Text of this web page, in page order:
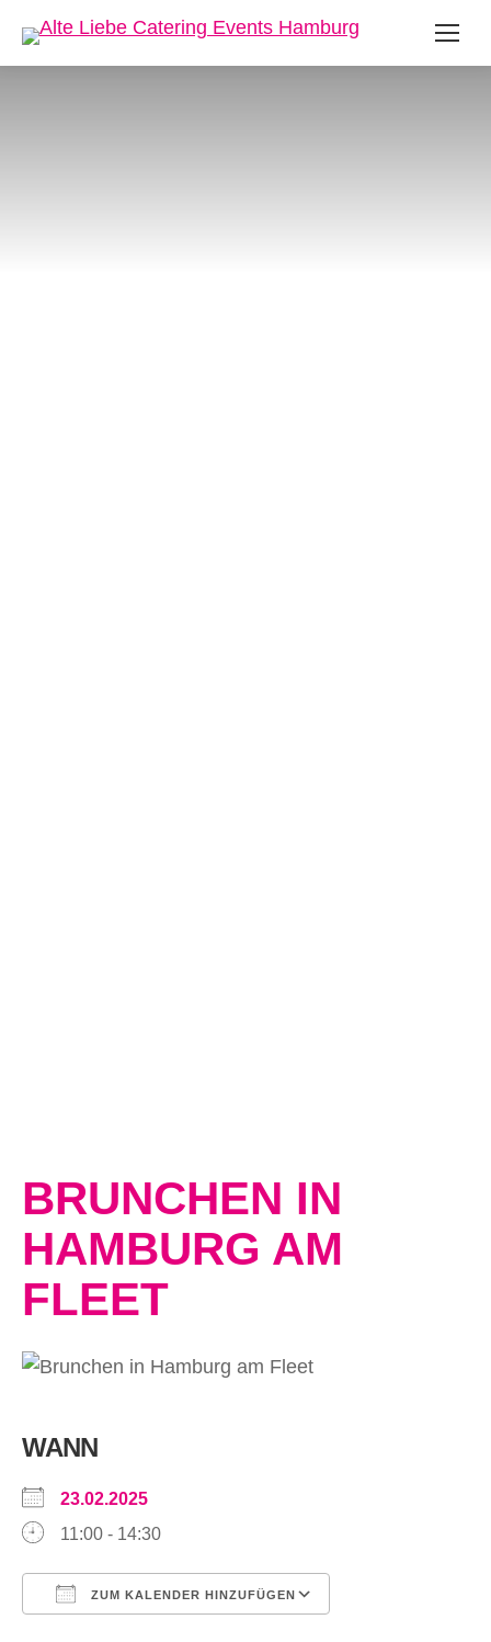
BRUNCHEN IN
HAMBURG AM
FLEET
WANN
23.02.2025
11:00 - 14:30
ZUM KALENDER HINZUFÜGEN